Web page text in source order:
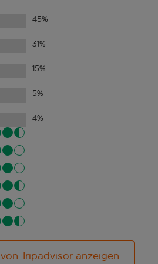
45%
31%
15%
5%
4%
Tripadvisor anzeigen